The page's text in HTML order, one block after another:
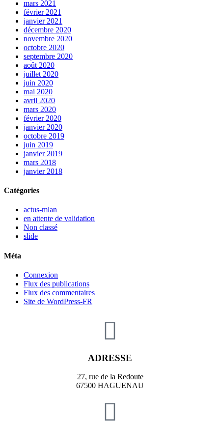
mars 2021
février 2021
janvier 2021
décembre 2020
novembre 2020
octobre 2020
septembre 2020
août 2020
juillet 2020
juin 2020
mai 2020
avril 2020
mars 2020
février 2020
janvier 2020
octobre 2019
juin 2019
janvier 2019
mars 2018
janvier 2018
Catégories
actus-mlan
en attente de validation
Non classé
slide
Méta
Connexion
Flux des publications
Flux des commentaires
Site de WordPress-FR
ADRESSE
27, rue de la Redoute
67500 HAGUENAU